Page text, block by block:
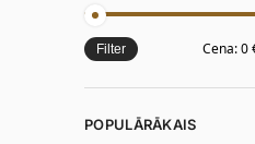
Filter Cena:0
POPULĀRĀKAIS